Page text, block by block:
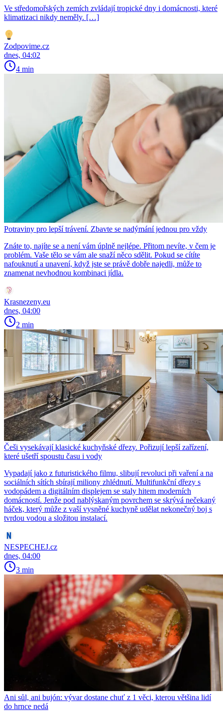
Ve středomořských zemích zvládají tropické dny i domácnosti, které
klimatizaci nikdy neměly. […]
Zodpovime.cz
dnes, 04:02
4 min
Potraviny pro lepší trávení. Zbavte se nadýmání jednou pro vždy
Znáte to, najíte se a není vám úplně nejlépe. Přitom nevíte, v čem je
problém. Vaše tělo se vám ale snaží něco sdělit. Pokud se cítíte
nafouknutí a unavení, když jste se právě dobře najedli, může to
znamenat nevhodnou kombinaci jídla.
Krasnezeny.eu
dnes, 04:00
2 min
Češi vysekávají klasické kuchyňské dřezy. Pořizují lepší zařízení,
které ušetří spoustu času i vody
Vypadají jako z futuristického filmu, slibují revoluci při vaření a na
sociálních sítích sbírají miliony zhlédnutí. Multifunkční dřezy s
vodopádem a digitálním displejem se staly hitem moderních
domácností. Jenže pod nablýskaným povrchem se skrývá nečekaný
háček, který může z vaší vysněné kuchyně udělat nekonečný boj s
tvrdou vodou a složitou instalací.
NESPECHEJ.cz
dnes, 04:00
3 min
Ani sůl, ani bujón: vývar dostane chuť z 1 věci, kterou většina lidí
do hrnce nedá